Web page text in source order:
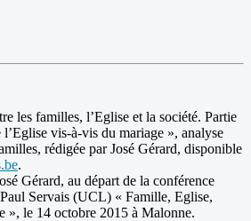
les familles, l’Eglise et la société. Partie
vis-à-vis du mariage », analyse
rédigée par José Gérard, disponible
.
Gérard, au départ de la conférence
Servais (UCL) « Famille, Eglise,
», le 14 octobre 2015 à Malonne.